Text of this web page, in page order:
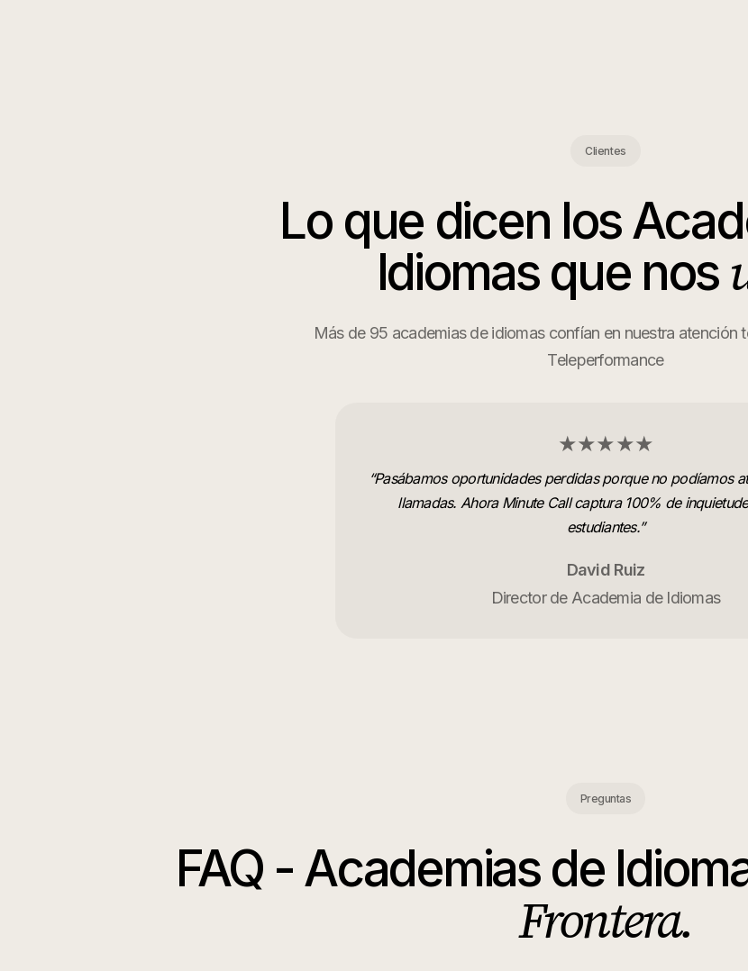
Clientes
Lo que dicen los
Idiomasque nos
Más de 95 academias de idiomas confían en nuestra atención
Teleperformance
★★★★★
“Pasábamos oportunidades perdidas porque no podíamos
llamadas. Ahora Minute Call captura 100% de
estudiantes.”
David Ruiz
Director de Academia de Idiomas
Preguntas
FAQ -Academias de
Frontera.